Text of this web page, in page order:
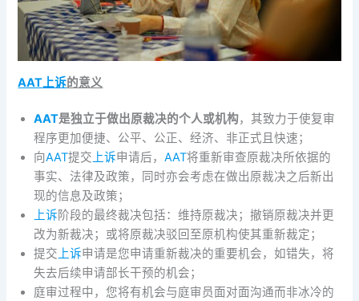
AAT 上诉的意义
AAT是独立于做出原裁决的个人或机构，其致力于使复审
程序更加便捷、公平、公正、经济、非正式且快速；
向AAT提交 上诉申请后，AAT将重新审查原裁决所依据的
事实、法律及政策，同时亦会考虑在做出原裁决之后新出
现的信息及政策；
上诉阶段的最终裁决包括：维持原裁决；撤销原裁决并更
改为新裁决；或将原裁决驳回至原机构使其重新裁定；
提交 上诉申请是您申请重新裁决的重要机会，如错失，将
失去后续申请部长干预的机会；
庭审过程中，您将有机会与庭审员面对面沟通而非冰冷的